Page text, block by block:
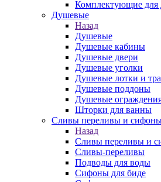
Комплектующие для
Душевые
Назад
Душевые
Душевые кабины
Душевые двери
Душевые уголки
Душевые лотки и
Душевые поддоны
Душевые
Шторки для ванны
Сливы переливы и
Назад
Сливы переливы и
Сливы-переливы
Подводы для воды
Сифоны для биде